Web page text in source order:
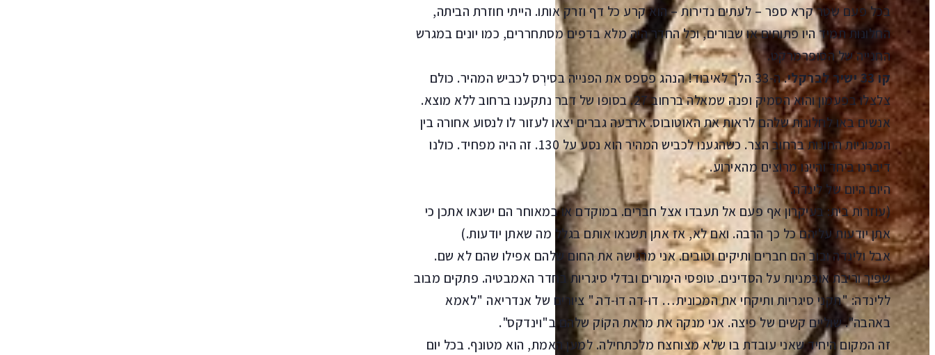
בכל פעם שטֶר קרא ספר – לעתים נדירות – הוא קרע כל דף וזרק אותו. הייתי חוזרת הביתה,
החלונות תמיד היו פתוחים או שבורים, וכל החדר היה מלא בדפים מסתחררים, כמו יונים במגרש
החנייה של הסופרמרקט.
קו 33 ישיר לברקלי
. ה-33 הלך לאיבוד! הנהג פספס את הפנייה בסירְס לכביש המהיר. כולם
צלצלו בפעמון והוא הסמיק ופנה שמאלה ברחוב 27. בסופו של דבר נתקענו ברחוב ללא מוצא.
אנשים באו לחלונות שלהם לראות את האוטובוס. ארבעה גברים יצאו לעזור לו לנסוע אחורה בין
המכוניות החונות ברחוב הצר. כשהגענו לכביש המהיר הוא נסע על 130. זה היה מפחיד. כולנו
דיברנו ביחד והיינו מרוצים מהאירוע.
היום היום של לינדה.
(עוזרות בית: בעיקרון אף פעם אל תעבדו אצל חברים. במוקדם או במאוחר הם ישנאו אתכן כי
אתן יודעות עליהם כל כך הרבה. ואם לא, אז אתן תשנאו אותם בגלל מה שאתן יודעות.)
אבל ולינדה ובוב הם חברים ותיקים וטובים. אני מרגישה את החום שלהם אפילו שהם לא שם.
שפיך וריבת אוכמניות על הסדינים. טופסי הימורים ובדלי סיגריות בחדר האמבטיה. פתקים מבוב
ללינדה: "תקני סיגריות ותיקחי את המכונית… דוּ-דה דוּ-דה." ציורים של אנדריאה "לאמא
באהבה". שוליים קשים של פיצה. אני מנקה את מראת הקוֹק שלהם ב"וינדקס".
זה המקום היחיד שאני עובדת בו שלא מצוחצח מלכתחילה. למען האמת, הוא מטונף. בכל יום